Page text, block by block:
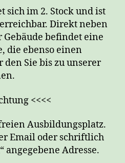
sich im 2. Stock und ist
Direkt neben
befindet eine
die ebenso einen
den Sie bis zu unserer
<<<<
Ausbildungsplatz.
Email oder schriftlich
angegebene Adresse.